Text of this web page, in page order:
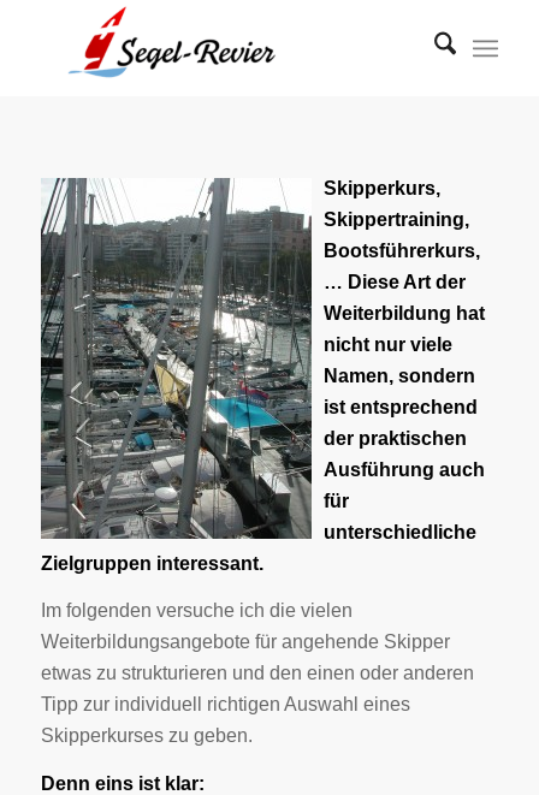
Skipperkurs,
Skippertraining,
Bootsführerkurs,
… Diese Art der
Weiterbildung hat
nicht nur viele
Namen, sondern
ist entsprechend
der praktischen
Ausführung auch
für
unterschiedliche
Zielgruppen interessant.
Im folgenden versuche ich die vielen
Weiterbildungsangebote für angehende Skipper
etwas zu strukturieren und den einen oder anderen
Tipp zur individuell richtigen Auswahl eines
Skipperkurses zu geben.
Denn eins ist klar: